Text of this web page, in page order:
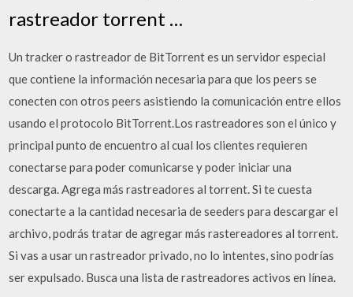
rastreador torrent …
Un tracker o rastreador de BitTorrent es un servidor especial
que contiene la información necesaria para que los peers se
conecten con otros peers asistiendo la comunicación entre ellos
usando el protocolo BitTorrent.Los rastreadores son el único y
principal punto de encuentro al cual los clientes requieren
conectarse para poder comunicarse y poder iniciar una
descarga. Agrega más rastreadores al torrent. Si te cuesta
conectarte a la cantidad necesaria de seeders para descargar el
archivo, podrás tratar de agregar más rastereadores al torrent.
Si vas a usar un rastreador privado, no lo intentes, sino podrías
ser expulsado. Busca una lista de rastreadores activos en línea.